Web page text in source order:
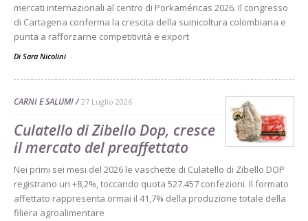
mercati internazionali al centro di Porkaméricas 2026. Il congresso
di Cartagena conferma la crescita della suinicoltura colombiana e
punta a rafforzarne competitività e export
Di Sara Nicolini -
CARNI E SALUMI 27 Luglio 2026
Culatello di Zibello Dop, cresce
il mercato del preaffettato
Nei primi sei mesi del 2026 le vaschette di Culatello di Zibello DOP
registrano un +8,2%, toccando quota 527.457 confezioni. Il formato
affettato rappresenta ormai il 41,7% della produzione totale della
filiera agroalimentare